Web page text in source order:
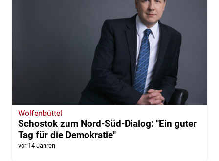
Wolfenbüttel
Schostok zum Nord-Süd-Dialog: "Ein guter
Tag für die Demokratie"
vor 14 Jahren